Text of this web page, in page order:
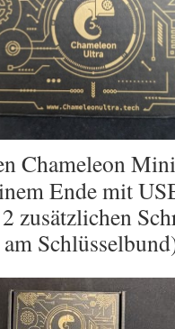
Chameleon
Ende mit
zusätzlichen